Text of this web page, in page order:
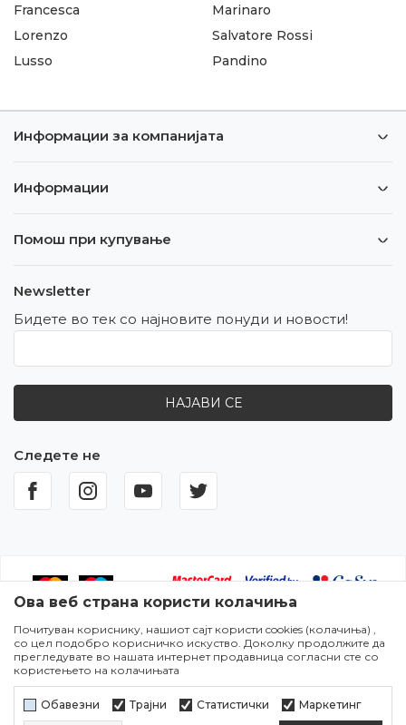
Francesca
Lorenzo
Lusso
Marinaro
Salvatore Rossi
Pandino
Информации за компанијата
Информации
Помош при купување
Newsletter
Бидете во тек со најновите понуди и новости!
НАЈАВИ СЕ
Следете не
Настојуваме да бидеме што попрецизни во описот на
производите,прикажувањето на сликите и самите цени,но не
можеме да гарантираме дека сите информации се комплетни и
без грешки. Сите артикли прикажани на сајтот се дел од нашата
Достапноста на производите може да се провери во некој од
Ова веб страна користи колачиња
Почитуван кориснику, нашиот сајт користи cookies (колачиња) ,
со цел подобро корисничко искуство. Доколку продолжите да
прегледувате во нашата интернет продавница согласни сте со
користењето на колачињата
Обавезни Трајни Статистички Маркетинг